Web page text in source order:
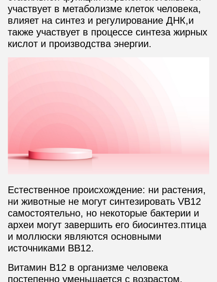
участвует в метаболизме клеток человека,
влияет на синтез и регулирование ДНК,и
также участвует в процессе синтеза жирных
кислот и производства энергии.
Естественное происхождение: ни растения,
ни животные не могут синтезировать VB12
самостоятельно, но некоторые бактерии и
археи могут завершить его биосинтез.птица
и моллюски являются основными
источниками ВВ12.
Витамин В12 в организме человека
постепенно уменьшается с возрастом,